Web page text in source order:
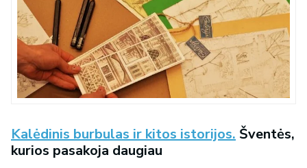
Kalėdinis burbulas ir kitos istorijos. Šventės,
kurios pasakoja daugiau